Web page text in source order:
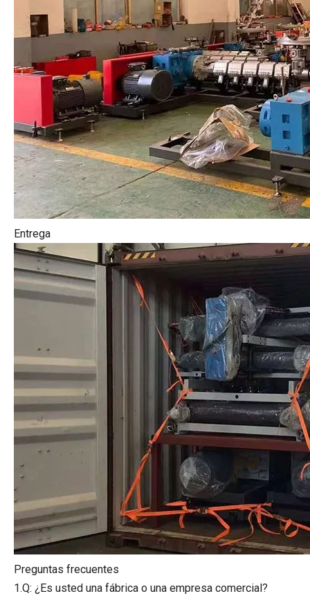
Entrega
Preguntas frecuentes
1.Q: ¿Es usted una fábrica o una empresa comercial?